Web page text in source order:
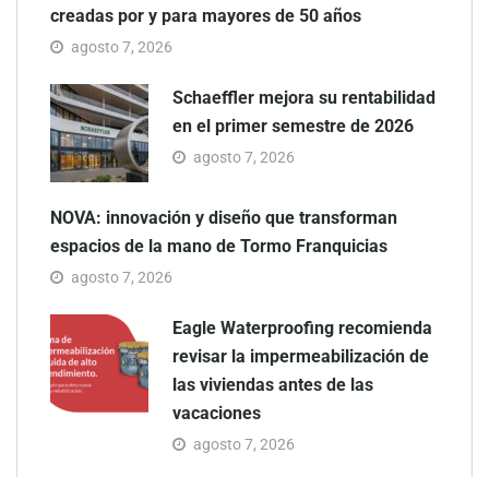
creadas por y para mayores de 50 años
agosto 7, 2026
Schaeffler mejora su rentabilidad
en el primer semestre de 2026
agosto 7, 2026
NOVA: innovación y diseño que transforman
espacios de la mano de Tormo Franquicias
agosto 7, 2026
Eagle Waterproofing recomienda
revisar la impermeabilización de
las viviendas antes de las
vacaciones
agosto 7, 2026